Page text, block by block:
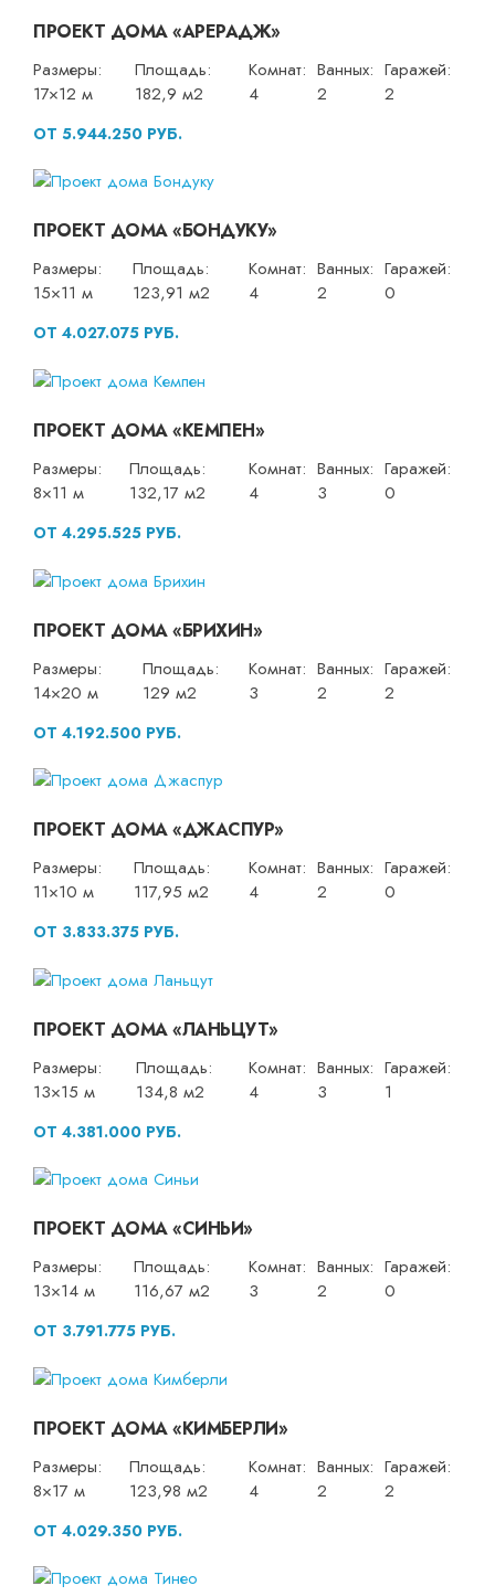
ПРОЕКТ ДОМА «АРЕРАДЖ»
Размеры:
17×12 м
Площадь:
182,9 м2
Комнат:
4
Ванных:
2
Гаражей:
2
ОТ 5.944.250 РУБ.
ПРОЕКТ ДОМА «БОНДУКУ»
Размеры:
15×11 м
Площадь:
123,91 м2
Комнат:
4
Ванных:
2
Гаражей:
0
ОТ 4.027.075 РУБ.
ПРОЕКТ ДОМА «КЕМПЕН»
Размеры:
8×11 м
Площадь:
132,17 м2
Комнат:
4
Ванных:
3
Гаражей:
0
ОТ 4.295.525 РУБ.
ПРОЕКТ ДОМА «БРИХИН»
Размеры:
14×20 м
Площадь:
129 м2
Комнат:
3
Ванных:
2
Гаражей:
2
ОТ 4.192.500 РУБ.
ПРОЕКТ ДОМА «ДЖАСПУР»
Размеры:
11×10 м
Площадь:
117,95 м2
Комнат:
4
Ванных:
2
Гаражей:
0
ОТ 3.833.375 РУБ.
ПРОЕКТ ДОМА «ЛАНЬЦУТ»
Размеры:
13×15 м
Площадь:
134,8 м2
Комнат:
4
Ванных:
3
Гаражей:
1
ОТ 4.381.000 РУБ.
ПРОЕКТ ДОМА «СИНЬИ»
Размеры:
13×14 м
Площадь:
116,67 м2
Комнат:
3
Ванных:
2
Гаражей:
0
ОТ 3.791.775 РУБ.
ПРОЕКТ ДОМА «КИМБЕРЛИ»
Размеры:
8×17 м
Площадь:
123,98 м2
Комнат:
4
Ванных:
2
Гаражей:
2
ОТ 4.029.350 РУБ.